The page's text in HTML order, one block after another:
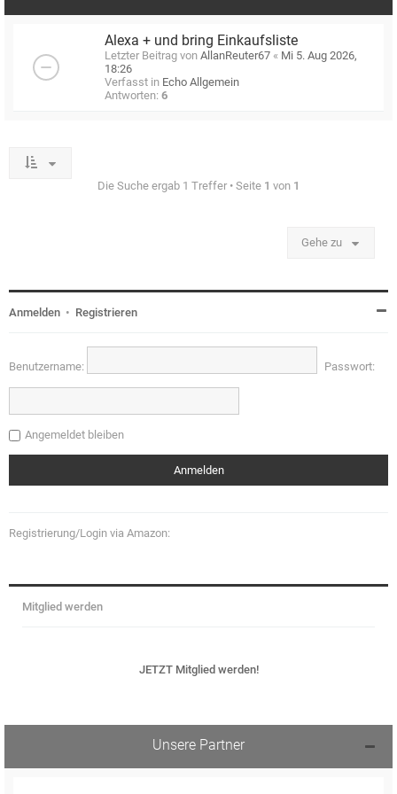
Alexa + und bring Einkaufsliste
Letzter Beitrag von AllanReuter67 « Mi 5. Aug 2026,
18:26
Verfasst in Echo Allgemein
Antworten: 6
Die Suche ergab 1 Treffer • Seite 1 von 1
Gehe zu
Anmelden • Registrieren
Benutzername: Passwort:
Angemeldet bleiben
Registrierung/Login via Amazon:
Mitglied werden
JETZT Mitglied werden!
Unsere Partner